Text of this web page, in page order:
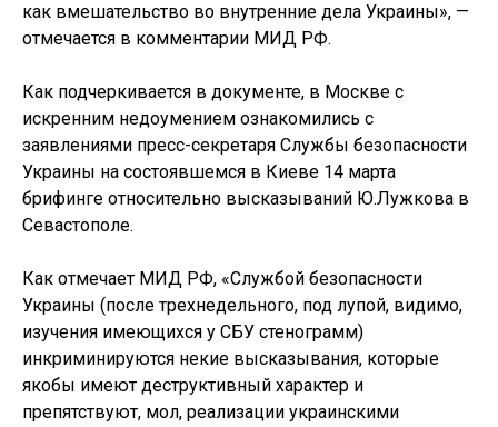
как вмешательство во внутренние дела Украины», —
отмечается в комментарии МИД РФ.
Как подчеркивается в документе, в Москве с
искренним недоумением ознакомились с
заявлениями пресс-секретаря Службы безопасности
Украины на состоявшемся в Киеве 14 марта
брифинге относительно высказываний Ю.Лужкова в
Севастополе.
Как отмечает МИД РФ, «Службой безопасности
Украины (после трехнедельного, под лупой, видимо,
изучения имеющихся у СБУ стенограмм)
инкриминируются некие высказывания, которые
якобы имеют деструктивный характер и
препятствуют, мол, реализации украинскими